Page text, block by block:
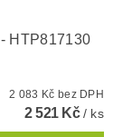
HTP817130
2 083 Kč bez DPH
2 521 Kč/ ks